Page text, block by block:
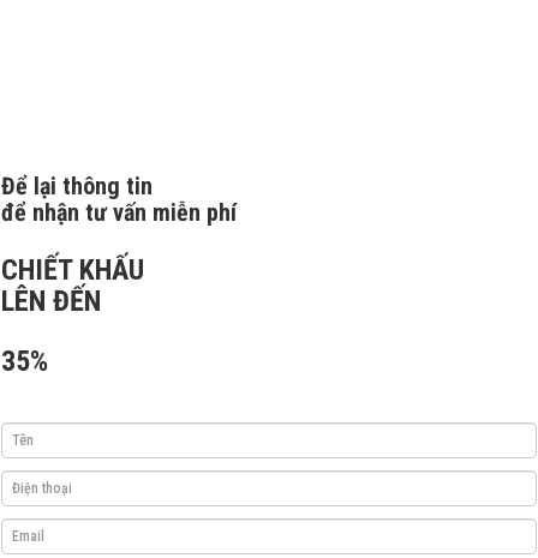
Để lại thông tin
để nhận tư vấn miễn phí
CHIẾT KHẤU
LÊN ĐẾN
35%